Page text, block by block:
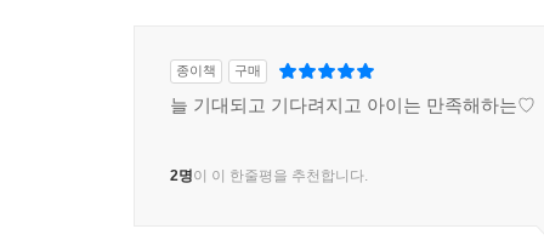
종이책 구매
늘 기대되고 기다려지고 아이는 만족해하는♡
2명이 이 한줄평을 추천합니다.